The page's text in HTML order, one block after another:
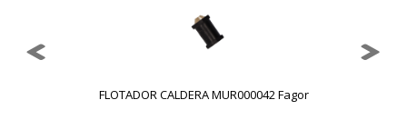
FLOTADOR CALDERA MUR000042 Fagor